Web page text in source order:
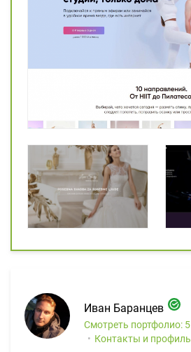
Иван Баранцев
Смотреть портфолио: 5
Контакты и профиль